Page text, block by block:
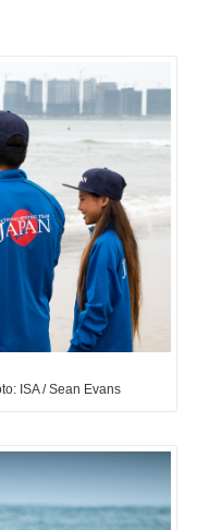
ISA / Sean Evans